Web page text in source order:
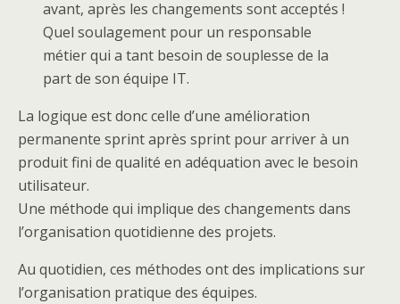
avant, après les changements sont acceptés !
Quel soulagement pour un responsable
métier qui a tant besoin de souplesse de la
part de son équipe IT.
La logique est donc celle d’une amélioration
permanente sprint après sprint pour arriver à un
produit fini de qualité en adéquation avec le besoin
utilisateur.
Une méthode qui implique des changements dans
l’organisation quotidienne des projets.
Au quotidien, ces méthodes ont des implications sur
l’organisation pratique des équipes.